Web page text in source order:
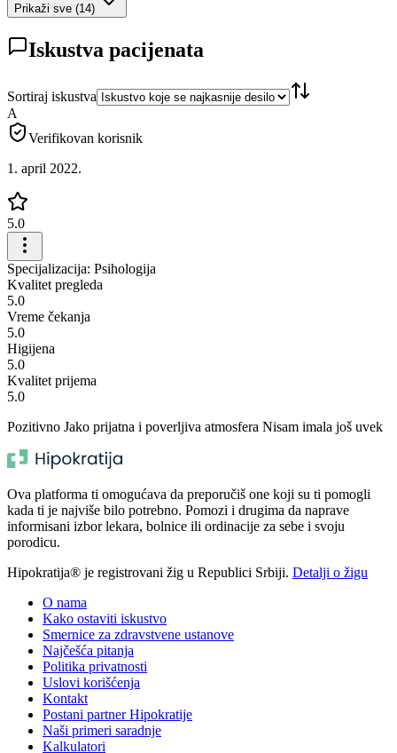
Prikaži sve (14)
Iskustva pacijenata
Sortiraj iskustva
A
Verifikovan korisnik
1. april 2022.
5.0
Specijalizacija: Psihologija
Kvalitet pregleda
5.0
Vreme čekanja
5.0
Higijena
5.0
Kvalitet prijema
5.0
Pozitivno Jako prijatna i poverljiva atmosfera Nisam imala još uvek
Ova platforma ti omogućava da preporučiš one koji su ti pomogli
kada ti je najviše bilo potrebno. Pomozi i drugima da naprave
informisani izbor lekara, bolnice ili ordinacije za sebe i svoju
porodicu.
Hipokratija® je registrovani žig u Republici Srbiji. Detalji o žigu
O nama
Kako ostaviti iskustvo
Smernice za zdravstvene ustanove
Najčešća pitanja
Politika privatnosti
Uslovi korišćenja
Kontakt
Postani partner Hipokratije
Naši primeri saradnje
Kalkulatori